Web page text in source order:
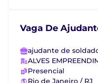
Vaga De
ajudante de
ALVES
Presencial
Rio de Janeiro / RJ